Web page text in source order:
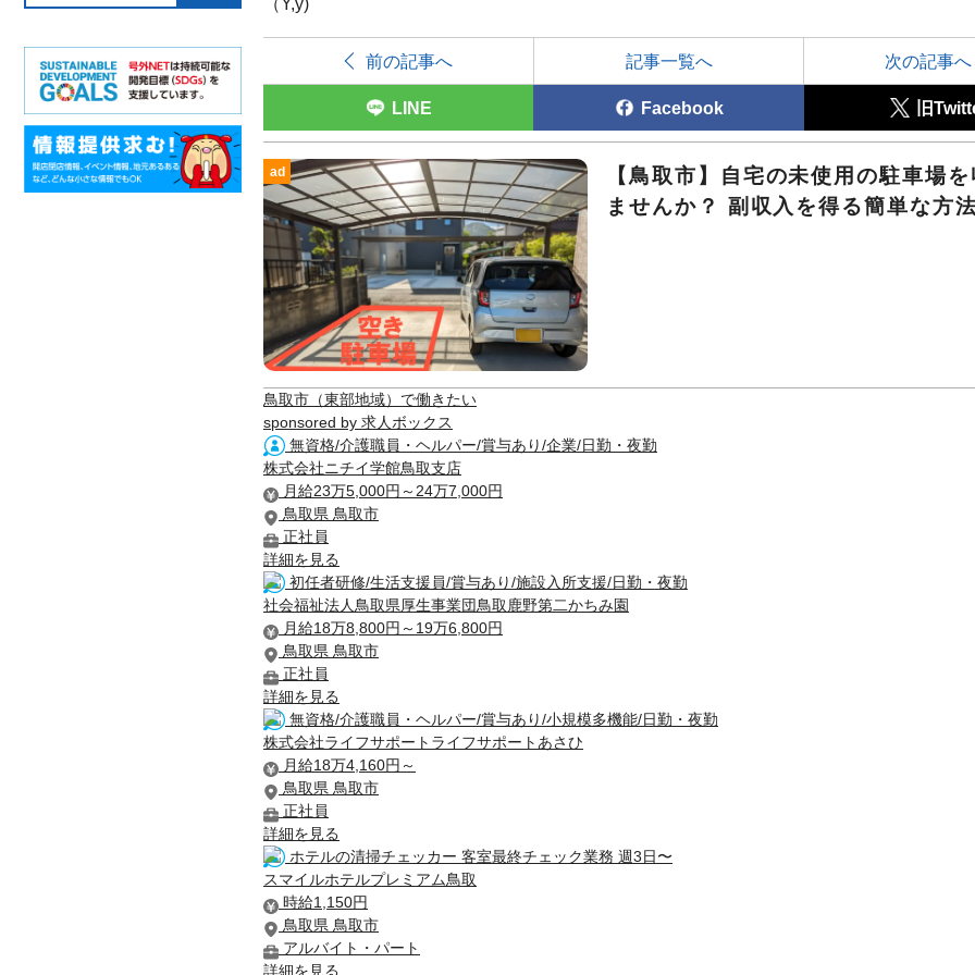
前の記事へ 記事一覧へ 次の記事へ
LINE Facebook 旧
ad
【鳥取市】自宅の未使用の駐車場
ませんか？ 副収入を得る簡単な方
鳥取市（東部地域）で働きたい
sponsored by 求人ボックス
無資格/介護職員・ヘルパー/賞与あり/企業/日勤・夜勤
株式会社ニチイ学館鳥取支店
月給23万5,000円～24万7,000円
鳥取県 鳥取市
正社員
詳細を見る
初任者研修/生活支援員/賞与あり/施設入所支援/日勤・夜勤
社会福祉法人鳥取県厚生事業団鳥取鹿野第二かちみ園
月給18万8,800円～19万6,800円
鳥取県 鳥取市
正社員
詳細を見る
無資格/介護職員・ヘルパー/賞与あり/小規模多機能/日勤・夜勤
株式会社ライフサポートライフサポートあさひ
月給18万4,160円～
鳥取県 鳥取市
正社員
詳細を見る
ホテルの清掃チェッカー 客室最終チェック業務 週3日〜
スマイルホテルプレミアム鳥取
時給1,150円
鳥取県 鳥取市
アルバイト・パート
詳細を見る